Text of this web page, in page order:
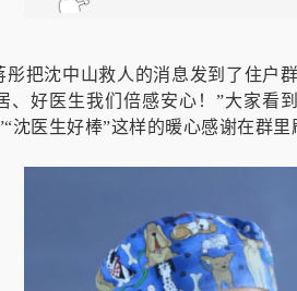
彤把沈中山救人的消息发到了住户
、好医生我们倍感安心！”大家看
沈医生好棒”这样的暖心感谢在群里